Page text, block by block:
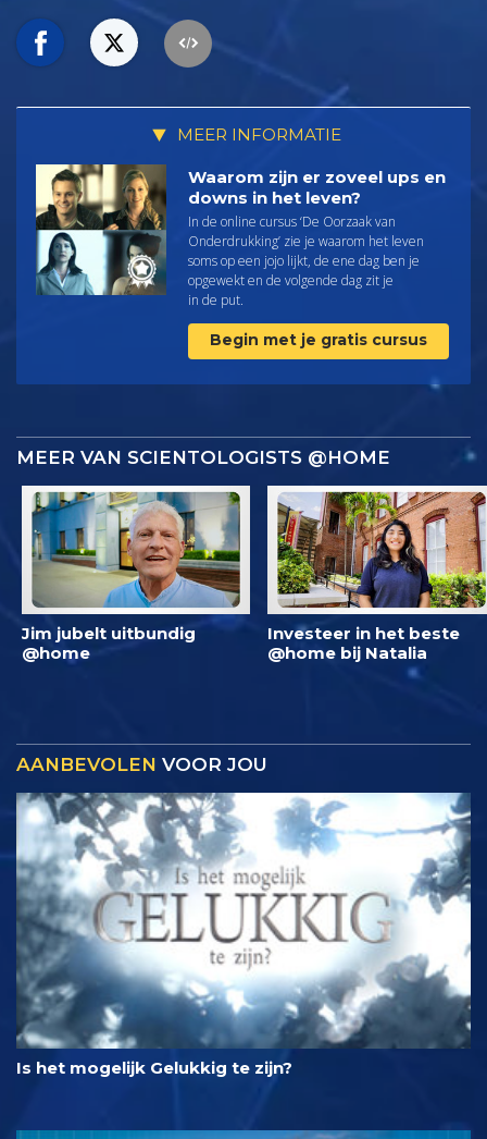
MEER INFORMATIE
Waarom zijn er zoveel ups en
downs in het leven?
In de online cursus ‘De Oorzaak van
Onderdrukking’ zie je waarom het leven
soms op een jojo lijkt, de ene dag ben je
opgewekt en de volgende dag zit je
in de put.
Begin met je gratis cursus
MEER VAN SCIENTOLOGISTS @HOME
Jim jubelt uitbundig
@home
Investeer in het beste
@home bij Natalia
AANBEVOLEN VOOR JOU
Is het mogelijk Gelukkig te zijn?